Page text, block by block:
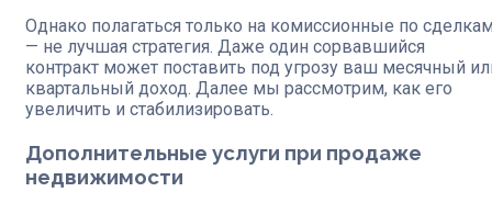
Однако полагаться только на комиссионные по
— не лучшая стратегия. Даже один сорвавшийся
контракт может поставить под угрозу ваш месячный
квартальный доход. Далее мы рассмотрим, как его
увеличить и стабилизировать.
Дополнительные услуги при продаже
недвижимости